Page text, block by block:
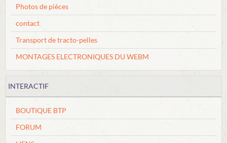
Photos de pièces
contact
Transport de tracto-pelles
MONTAGES ELECTRONIQUES DU WEBM
INTERACTIF
BOUTIQUE BTP
FORUM